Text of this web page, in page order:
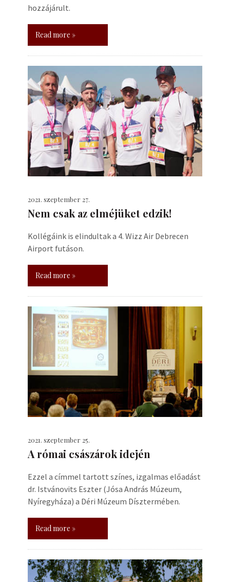
hozzájárult.
Read more »
2021. szeptember 27.
Nem csak az elméjüket edzik!
Kollégáink is elindultak a 4. Wizz Air Debrecen
Airport futáson.
Read more »
2021. szeptember 25.
A római császárok idején
Ezzel a címmel tartott színes, izgalmas előadást
dr. Istvánovits Eszter (Jósa András Múzeum,
Nyíregyháza) a Déri Múzeum Dísztermében.
Read more »